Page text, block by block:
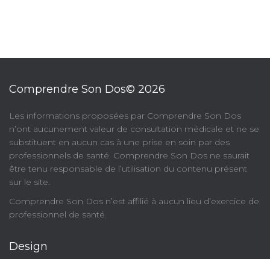
Comprendre Son Dos© 2026
​Les informations proposées par Comprendre Son Dos
n’ont aucunement valeur de consultation médicale et ne se
substituent en aucun cas à une prise en soin par des
professionnels de santé. Comprendre Son Dos ne saurait
être tenu responsable de l’utilisation du contenu présent
sur le site.
Comprendre Son Dos n’est affilié à aucun lieu d’exercice de
professionnel de santé.
Design